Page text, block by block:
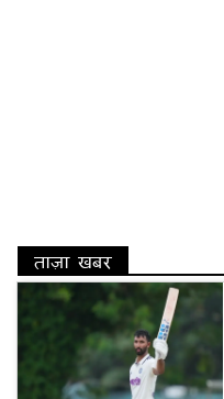
ताज़ा खबर